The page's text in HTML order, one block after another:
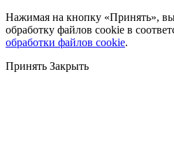
Нажимая на кнопку «Принять», вы
обработку файлов cookie в
обработки файлов cookie.
Принять Закрыть